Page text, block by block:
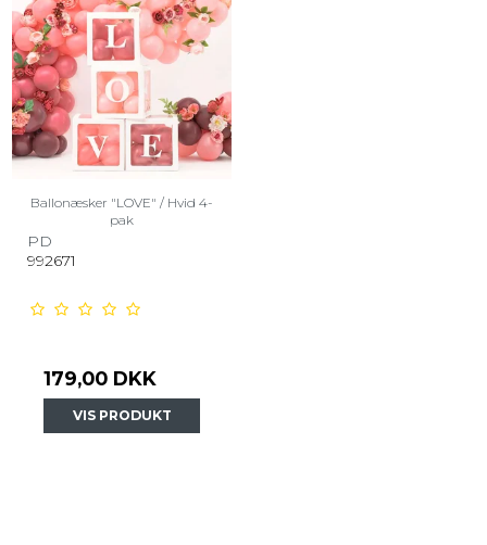
Ballonæsker "LOVE" / Hvid 4-
pak
PD
992671
179,00 DKK
VIS PRODUKT